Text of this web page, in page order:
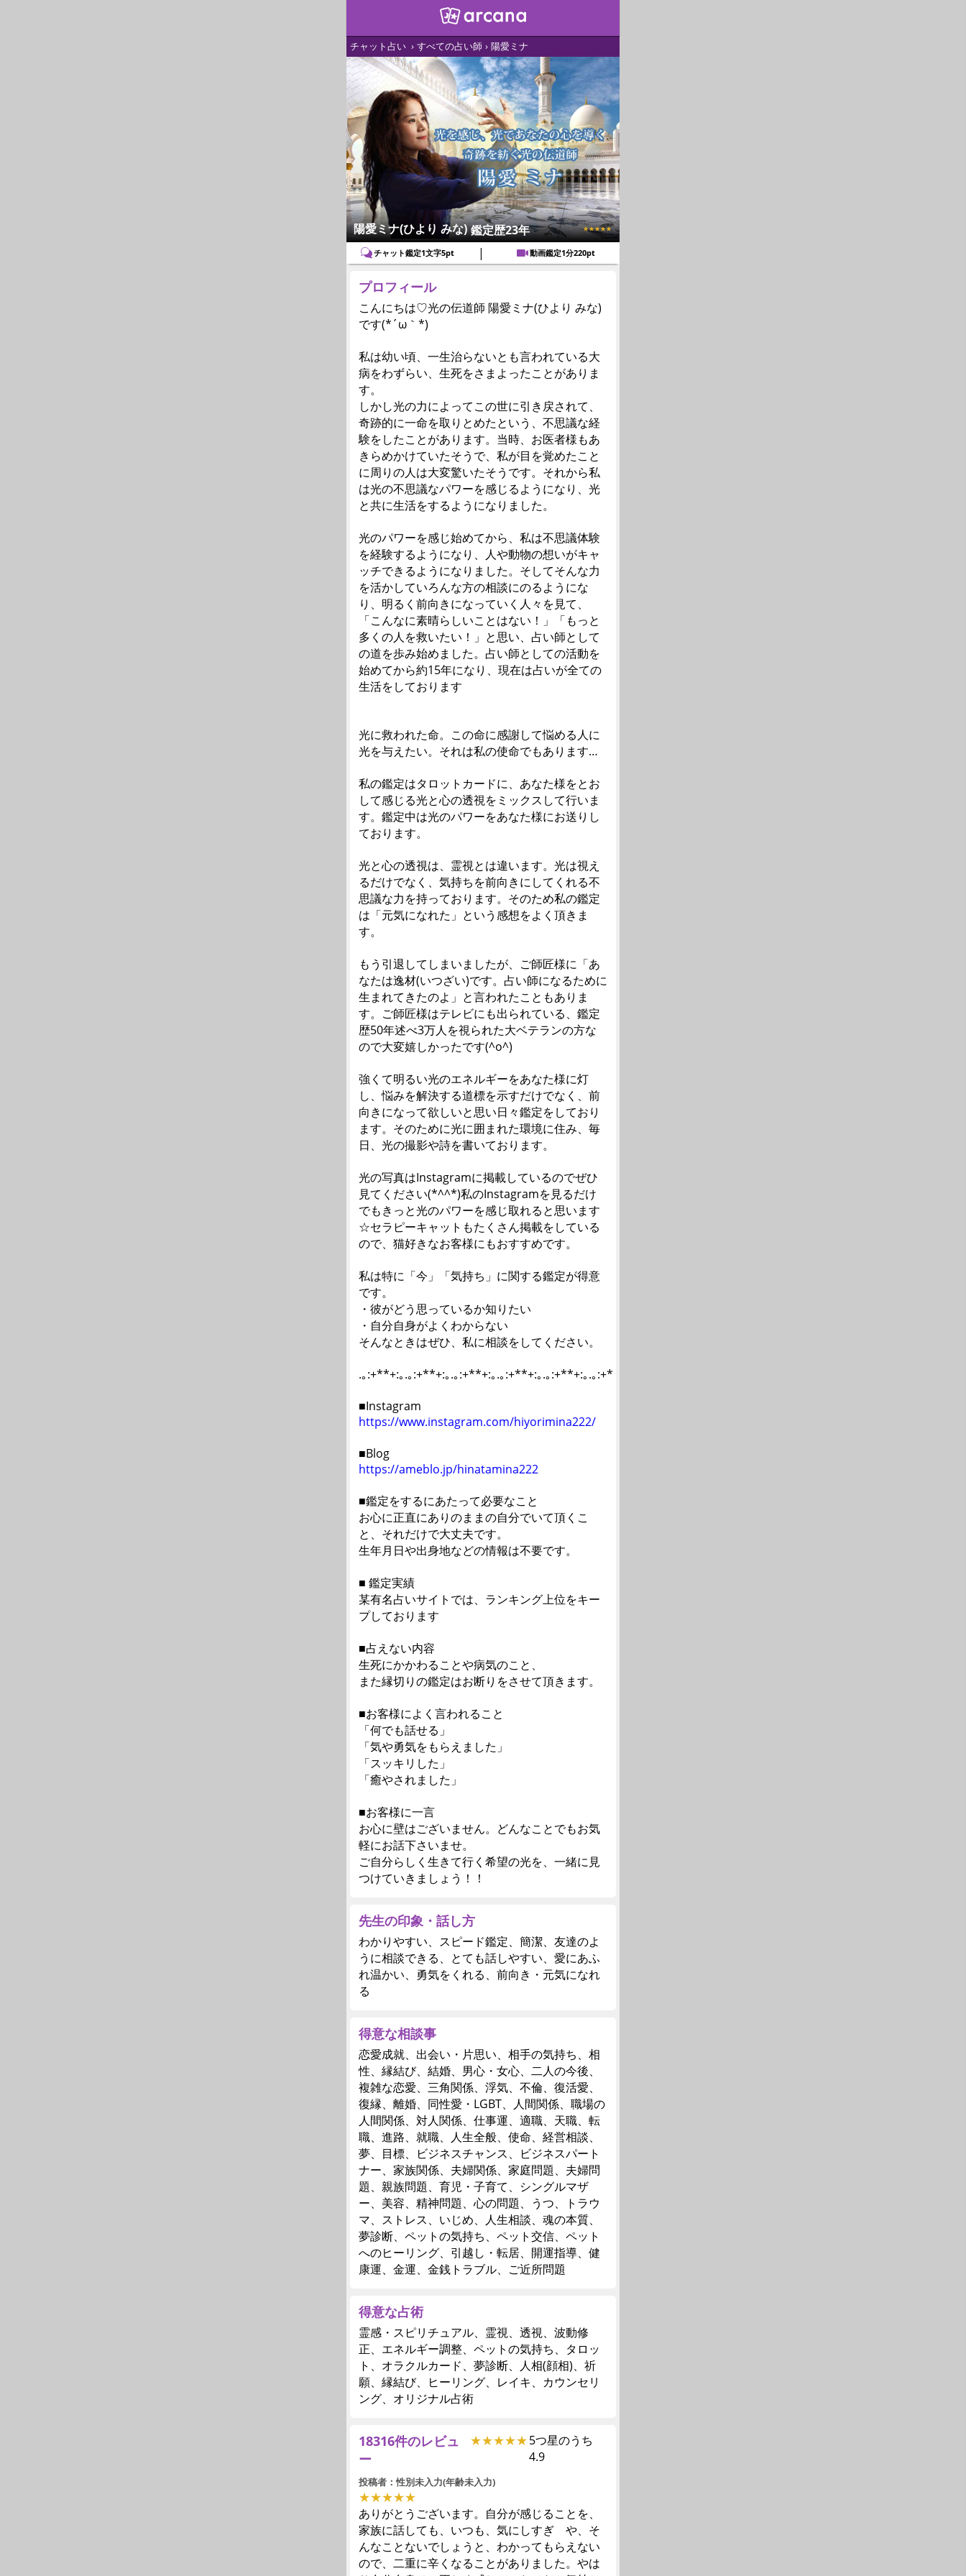
チャット占い すべての占い師 陽愛ミナ
陽愛ミナ(ひより みな) 鑑定歴23年 ★★★★★
チャット鑑定1文字5pt | 動画鑑定1分220pt
プロフィール
こんにちは♡光の伝道師 陽愛ミナ(ひより みな)
です(*´ω｀*)
私は幼い頃、一生治らないとも言われている大
病をわずらい、生死をさまよったことがありま
す。
しかし光の力によってこの世に引き戻されて、
奇跡的に一命を取りとめたという、不思議な経
験をしたことがあります。当時、お医者様もあ
きらめかけていたそうで、私が目を覚めたこと
に周りの人は大変驚いたそうです。それから私
は光の不思議なパワーを感じるようになり、光
と共に生活をするようになりました。
光のパワーを感じ始めてから、私は不思議体験
を経験するようになり、人や動物の想いがキャ
ッチできるようになりました。そしてそんな力
を活かしていろんな方の相談にのるようにな
り、明るく前向きになっていく人々を見て、
「こんなに素晴らしいことはない！」「もっと
多くの人を救いたい！」と思い、占い師として
の道を歩み始めました。占い師としての活動を
始めてから約15年になり、現在は占いが全ての
生活をしております
光に救われた命。この命に感謝して悩める人に
光を与えたい。それは私の使命でもあります…
私の鑑定はタロットカードに、あなた様をとお
して感じる光と心の透視をミックスして行いま
す。鑑定中は光のパワーをあなた様にお送りし
ております。
光と心の透視は、霊視とは違います。光は視え
るだけでなく、気持ちを前向きにしてくれる不
思議な力を持っております。そのため私の鑑定
は「元気になれた」という感想をよく頂きま
す。
もう引退してしまいましたが、ご師匠様に「あ
なたは逸材(いつざい)です。占い師になるために
生まれてきたのよ」と言われたこともありま
す。ご師匠様はテレビにも出られている、鑑定
歴50年述べ3万人を視られた大ベテランの方な
ので大変嬉しかったです(^o^)
強くて明るい光のエネルギーをあなた様に灯
し、悩みを解決する道標を示すだけでなく、前
向きになって欲しいと思い日々鑑定をしており
ます。そのために光に囲まれた環境に住み、毎
日、光の撮影や詩を書いております。
光の写真はInstagramに掲載しているのでぜひ
見てください(*^^*)私のInstagramを見るだけ
でもきっと光のパワーを感じ取れると思います
☆セラピーキャットもたくさん掲載をしている
ので、猫好きなお客様にもおすすめです。
私は特に「今」「気持ち」に関する鑑定が得意
です。
・彼がどう思っているか知りたい
・自分自身がよくわからない
そんなときはぜひ、私に相談をしてください。
.｡:+**+:｡.｡:+**+:｡.｡:+**+:｡.｡:+**+:｡.｡:+**+:｡.｡:+*
■Instagram
https://www.instagram.com/hiyorimina222/
■Blog
https://ameblo.jp/hinatamina222
■鑑定をするにあたって必要なこと
お心に正直にありのままの自分でいて頂くこ
と、それだけで大丈夫です。
生年月日や出身地などの情報は不要です。
■ 鑑定実績
某有名占いサイトでは、ランキング上位をキー
プしております
■占えない内容
生死にかかわることや病気のこと、
また縁切りの鑑定はお断りをさせて頂きます。
■お客様によく言われること
「何でも話せる」
「気や勇気をもらえました」
「スッキリした」
「癒やされました」
■お客様に一言
お心に壁はございません。どんなことでもお気
軽にお話下さいませ。
ご自分らしく生きて行く希望の光を、一緒に見
つけていきましょう！！
先生の印象・話し方
わかりやすい、スピード鑑定、簡潔、友達のよ
うに相談できる、とても話しやすい、愛にあふ
れ温かい、勇気をくれる、前向き・元気になれ
る
得意な相談事
恋愛成就、出会い・片思い、相手の気持ち、相
性、縁結び、結婚、男心・女心、二人の今後、
複雑な恋愛、三角関係、浮気、不倫、復活愛、
復縁、離婚、同性愛・LGBT、人間関係、職場の
人間関係、対人関係、仕事運、適職、天職、転
職、進路、就職、人生全般、使命、経営相談、
夢、目標、ビジネスチャンス、ビジネスパート
ナー、家族関係、夫婦関係、家庭問題、夫婦問
題、親族問題、育児・子育て、シングルマザ
ー、美容、精神問題、心の問題、うつ、トラウ
マ、ストレス、いじめ、人生相談、魂の本質、
夢診断、ペットの気持ち、ペット交信、ペット
へのヒーリング、引越し・転居、開運指導、健
康運、金運、金銭トラブル、ご近所問題
得意な占術
霊感・スピリチュアル、霊視、透視、波動修
正、エネルギー調整、ペットの気持ち、タロッ
ト、オラクルカード、夢診断、人相(顔相)、祈
願、縁結び、ヒーリング、レイキ、カウンセリ
ング、オリジナル占術
18316件のレビュ
ー
★★★★★5つ星のうち
4.9
投稿者：性別未入力(年齢未入力)
★★★★★
ありがとうございます。自分が感じることを、
家族に話しても、いつも、気にしすぎ や、そ
んなことないでしょうと、わかってもらえない
ので、二重に辛くなることがありました。やは